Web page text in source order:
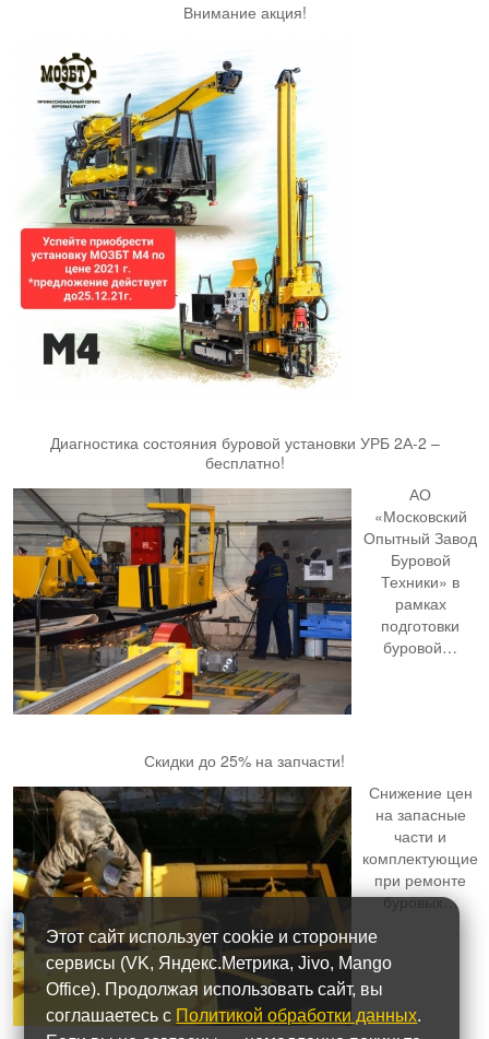
Внимание акция!
Диагностика состояния буровой установки УРБ 2А-2 –
бесплатно!
АО
«Московский
Опытный Завод
Буровой
Техники» в
рамках
подготовки
буровой…
Скидки до 25% на запчасти!
Снижение цен
на запасные
части и
комплектующие
при ремонте
буровых…
Этот сайт использует cookie и сторонние
сервисы (VK, Яндекс.Метрика, Jivo, Mango
Office). Продолжая использовать сайт, вы
соглашаетесь с Политикой обработки данных.